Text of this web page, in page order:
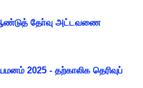
ஆண்டுத் தோ்வு அட்டவணை
2025 - தற்காலிக தெரிவுப்